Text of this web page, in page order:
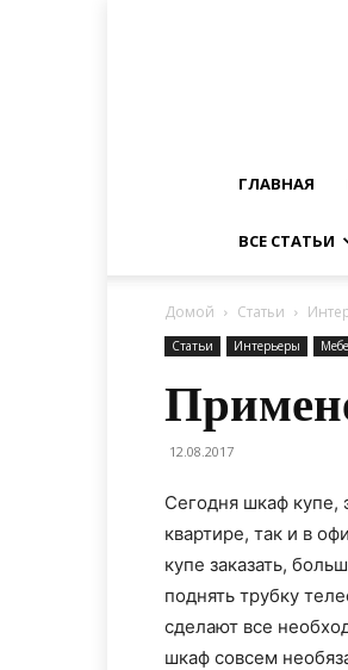
ГЛАВНАЯ
ВСЕ СТАТЬИ
Домой Статьи
Статьи Интерьеры
12.08.2017
Сегодня шкаф купе,
квартире, так и в
купе заказать,
поднять трубку
сделают все
шкаф совсем